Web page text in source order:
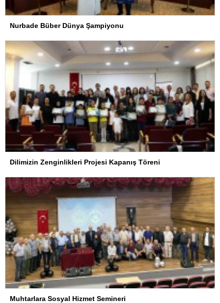
Nurbade Büber Dünya Şampiyonu
Dilimizin Zenginlikleri Projesi Kapanış Töreni
Muhtarlara Sosyal Hizmet Semineri